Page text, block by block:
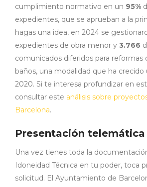
cumplimiento normativo en un 95%
expedientes, que se aprueban a la
hagas una idea, en 2024 se
expedientes de obra menor y 3.766
comunicados diferidos para reformas
baños, una modalidad que ha crecido
2020. Si te interesa profundizar en
consultar este análisis sobre
Barcelona.
Presentación telemática
Una vez tienes toda la
Idoneidad Técnica en tu poder, toca
solicitud. El Ayuntamiento de